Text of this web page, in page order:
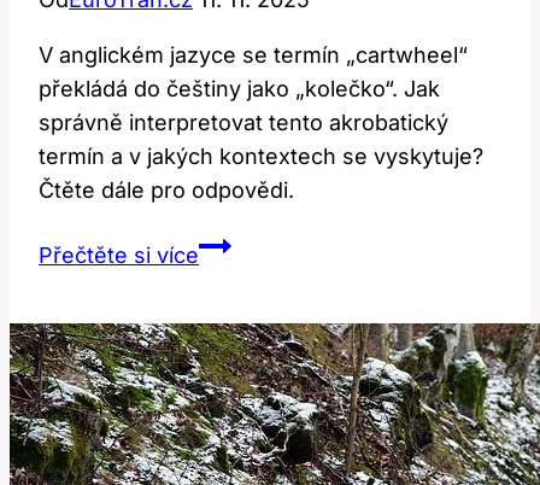
V anglickém jazyce se termín „cartwheel“
překládá do češtiny jako „kolečko“. Jak
správně interpretovat tento akrobatický
termín a v jakých kontextech se vyskytuje?
Čtěte dále pro odpovědi.
Přečtěte si víceCartwheel:
Přeložit
Tento
Akrobatický
Termín?